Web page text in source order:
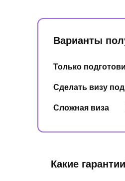
Варианты
Только
Сделать визу
Сложная виза
Какие